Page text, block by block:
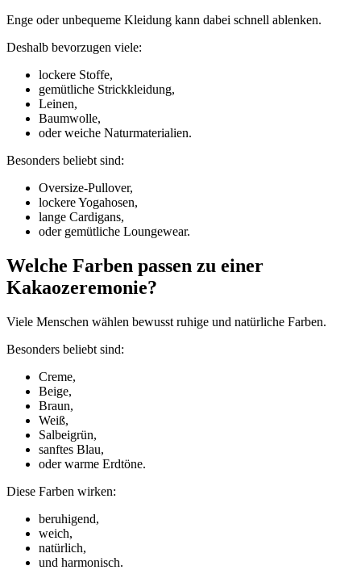
Enge oder unbequeme Kleidung kann dabei schnell ablenken.
Deshalb bevorzugen viele:
lockere Stoffe,
gemütliche Strickkleidung,
Leinen,
Baumwolle,
oder weiche Naturmaterialien.
Besonders beliebt sind:
Oversize-Pullover,
lockere Yogahosen,
lange Cardigans,
oder gemütliche Loungewear.
Welche Farben passen zu einer
Kakaozeremonie?
Viele Menschen wählen bewusst ruhige und natürliche Farben.
Besonders beliebt sind:
Creme,
Beige,
Braun,
Weiß,
Salbeigrün,
sanftes Blau,
oder warme Erdtöne.
Diese Farben wirken:
beruhigend,
weich,
natürlich,
und harmonisch.